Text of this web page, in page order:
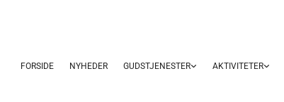
FORSIDE NYHEDER GUDSTJENESTER AKTIVITETER